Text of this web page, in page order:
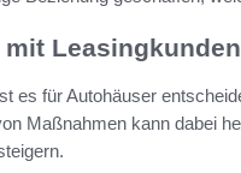
es für Autohäuser
Maßnahmen kann dabei